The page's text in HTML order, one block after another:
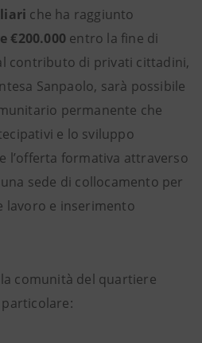
che ha raggiunto
€200.000 entro la fine di
contributo di privati cittadini,
Sanpaolo, sarà possibile
permanente che
e lo sviluppo
l’offerta formativa attraverso
sede di collocamento per
lavoro e inserimento
comunità del quartiere
particolare: